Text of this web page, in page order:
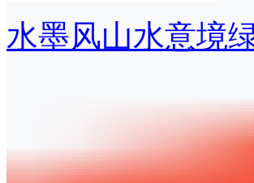
水墨风山水意境